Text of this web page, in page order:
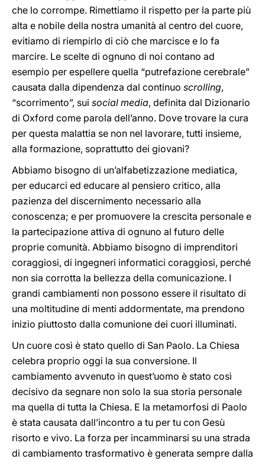
che lo corrompe. Rimettiamo il rispetto per la parte più
alta e nobile della nostra umanità al centro del cuore,
evitiamo di riempirlo di ciò che marcisce e lo fa
marcire. Le scelte di ognuno di noi contano ad
esempio per espellere quella “putrefazione cerebrale”
causata dalla dipendenza dal continuo scrolling,
“scorrimento”, sui social media, definita dal Dizionario
di Oxford come parola dell’anno. Dove trovare la cura
per questa malattia se non nel lavorare, tutti insieme,
alla formazione, soprattutto dei giovani?
Abbiamo bisogno di un’alfabetizzazione mediatica,
per educarci ed educare al pensiero critico, alla
pazienza del discernimento necessario alla
conoscenza; e per promuovere la crescita personale e
la partecipazione attiva di ognuno al futuro delle
proprie comunità. Abbiamo bisogno di imprenditori
coraggiosi, di ingegneri informatici coraggiosi, perché
non sia corrotta la bellezza della comunicazione. I
grandi cambiamenti non possono essere il risultato di
una moltitudine di menti addormentate, ma prendono
inizio piuttosto dalla comunione dei cuori illuminati.
Un cuore così è stato quello di San Paolo. La Chiesa
celebra proprio oggi la sua conversione. Il
cambiamento avvenuto in quest’uomo è stato così
decisivo da segnare non solo la sua storia personale
ma quella di tutta la Chiesa. E la metamorfosi di Paolo
è stata causata dall’incontro a tu per tu con Gesù
risorto e vivo. La forza per incamminarsi su una strada
di cambiamento trasformativo è generata sempre dalla